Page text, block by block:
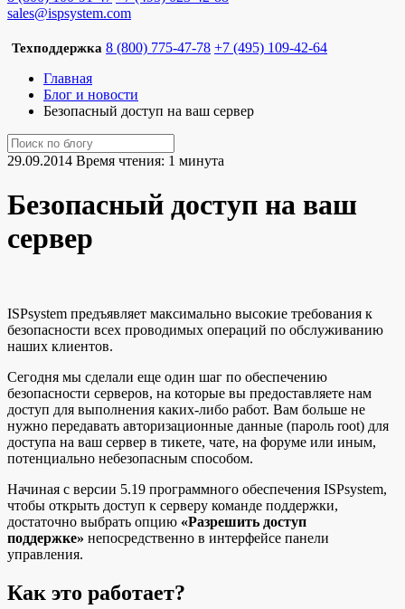
sales@ispsystem.com
Техподдержка 8 (800) 775-47-78 +7 (495) 109-42-64
Главная
Блог и новости
Безопасный доступ на ваш сервер
29.09.2014 Время чтения: 1 минута
Безопасный доступ на ваш
сервер
ISPsystem предъявляет максимально высокие требования к
безопасности всех проводимых операций по обслуживанию
наших клиентов.
Сегодня мы сделали еще один шаг по обеспечению
безопасности серверов, на которые вы предоставляете нам
доступ для выполнения каких-либо работ. Вам больше не
нужно передавать авторизационные данные (пароль root) для
доступа на ваш сервер в тикете, чате, на форуме или иным,
потенциально небезопасным способом.
Начиная с версии 5.19 программного обеспечения ISPsystem,
чтобы открыть доступ к серверу команде поддержки,
достаточно выбрать опцию «Разрешить доступ
поддержке» непосредственно в интерфейсе панели
управления.
Как это работает?